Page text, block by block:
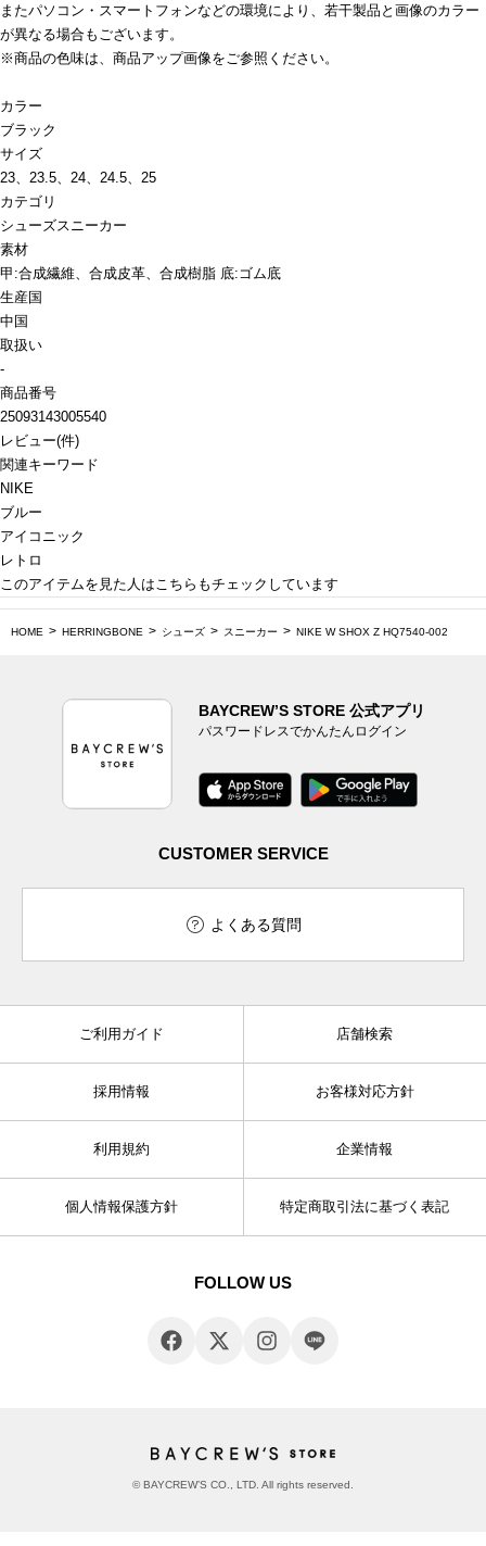
またパソコン・スマートフォンなどの環境により、若干製品と画像のカラー
が異なる場合もございます。
※商品の色味は、商品アップ画像をご参照ください。
カラー
ブラック
サイズ
23、23.5、24、24.5、25
カテゴリ
シューズスニーカー
素材
甲:合成繊維、合成皮革、合成樹脂 底:ゴム底
生産国
中国
取扱い
-
商品番号
25093143005540
レビュー(件)
関連キーワード
NIKE
ブルー
アイコニック
レトロ
このアイテムを見た人はこちらもチェックしています
HOME HERRINGBONE シューズ スニーカー NIKE W SHOX Z HQ7540-002
BAYCREW’S STORE 公式アプリ
パスワードレスでかんたんログイン
CUSTOMER SERVICE
よくある質問
ご利用ガイド 店舗検索
採用情報 お客様対応方針
利用規約 企業情報
個人情報保護方針 特定商取引法に基づく表記
FOLLOW US
© BAYCREW’S CO., LTD. All rights reserved.